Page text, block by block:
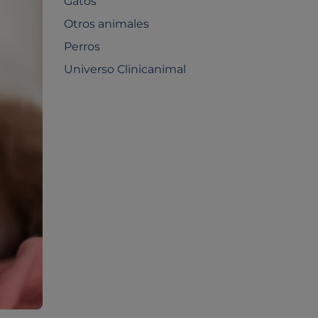
Otros animales
Perros
Universo Clinicanimal